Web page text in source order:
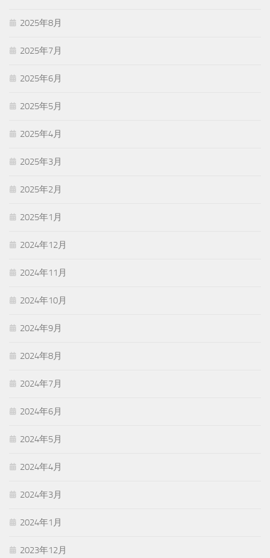
2025年8月
2025年7月
2025年6月
2025年5月
2025年4月
2025年3月
2025年2月
2025年1月
2024年12月
2024年11月
2024年10月
2024年9月
2024年8月
2024年7月
2024年6月
2024年5月
2024年4月
2024年3月
2024年1月
2023年12月